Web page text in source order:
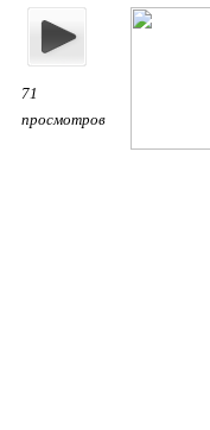
71
просмотров